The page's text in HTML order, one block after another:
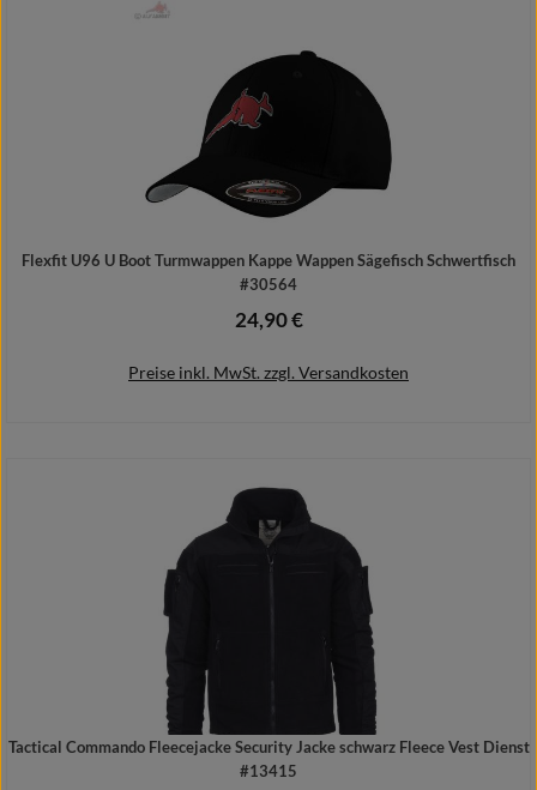
Flexfit U96 U Boot Turmwappen Kappe Wappen Sägefisch Schwertfisch
#30564
Regulärer Preis:
24,90 €
Preise inkl. MwSt. zzgl. Versandkosten
Details
Tactical Commando Fleecejacke Security Jacke schwarz Fleece Vest Dienst
#13415